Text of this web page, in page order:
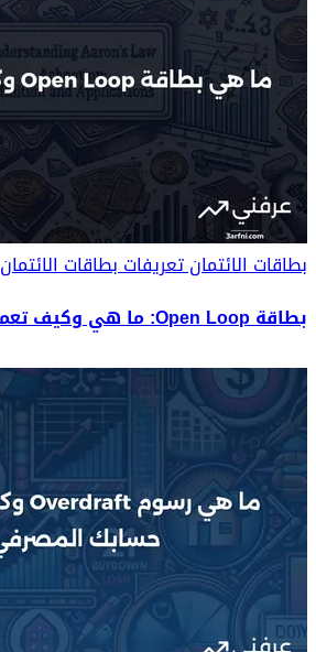
بطاقات الائتمانتعريفات بطاقات الائتمان
بطاقة Open Loop: ما هي وكيف تعمل